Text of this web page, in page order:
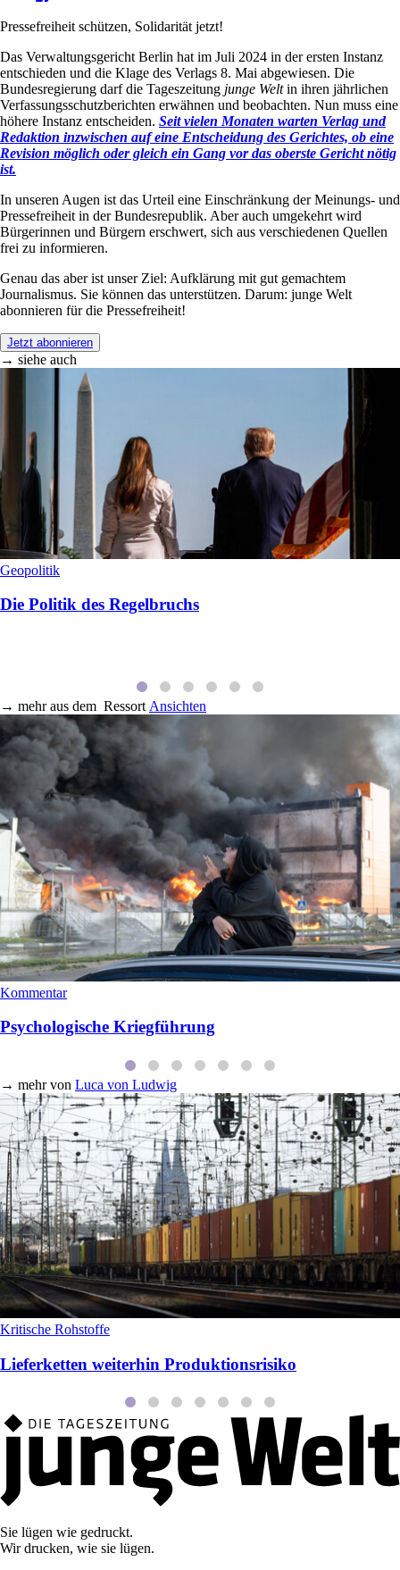
Pressefreiheit schützen, Solidarität jetzt!
Das Verwaltungsgericht Berlin hat im Juli 2024 in der ersten Instanz
entschieden und die Klage des Verlags 8. Mai abgewiesen. Die
Bundesregierung darf die Tageszeitung junge Weltin ihren jährlichen
Verfassungsschutzberichten erwähnen und beobachten. Nun muss eine
höhere Instanz entscheiden. Seit vielen Monaten warten Verlag und
Redaktion inzwischen auf eine Entscheidung des Gerichtes, ob eine
Revision möglich oder gleich ein Gang vor das oberste Gericht nötig
ist.
In unseren Augen ist das Urteil eine Einschränkung der Meinungs- und
Pressefreiheit in der Bundesrepublik. Aber auch umgekehrt wird
Bürgerinnen und Bürgern erschwert, sich aus verschiedenen Quellen
frei zu informieren.
Genau das aber ist unser Ziel: Aufklärung mit gut gemachtem
Journalismus. Sie können das unterstützen. Darum: junge Welt
abonnieren für die Pressefreiheit!
Jetzt abonnieren
→ siehe auch
Geopolitik
Die Politik des Regelbruchs
→ mehr aus dem Ressort Ansichten
Kommentar
Psychologische Kriegführung
→ mehr von Luca von Ludwig
Kritische Rohstoffe
Lieferketten weiterhin Produktionsrisiko
Sie lügen wie gedruckt.
Wir drucken, wie sie lügen.